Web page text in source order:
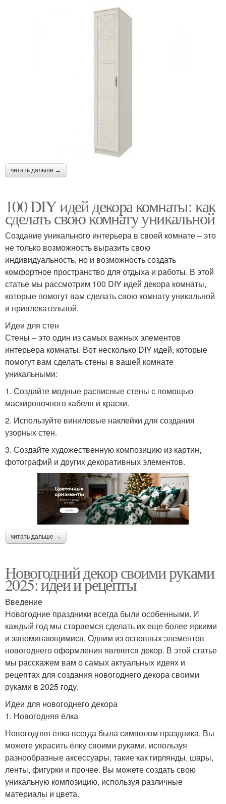
читать дальше →
100 DIY идей декора комнаты: как
сделать свою комнату уникальной
Создание уникального интерьера в своей комнате – это
не только возможность выразить свою
индивидуальность, но и возможность создать
комфортное пространство для отдыха и работы. В этой
статье мы рассмотрим 100 DIY идей декора комнаты,
которые помогут вам сделать свою комнату уникальной
и привлекательной.
Идеи для стен
Стены – это один из самых важных элементов
интерьера комнаты. Вот несколько DIY идей, которые
помогут вам сделать стены в вашей комнате
уникальными:
1. Создайте модные расписные стены с помощью
маскировочного кабеля и краски.
2. Используйте виниловые наклейки для создания
узорных стен.
3. Создайте художественную композицию из картин,
фотографий и других декоративных элементов.
читать дальше →
Новогодний декор своими руками
2025: идеи и рецепты
Введение
Новогодние праздники всегда были особенными. И
каждый год мы стараемся сделать их еще более яркими
и запоминающимися. Одним из основных элементов
новогоднего оформления является декор. В этой статье
мы расскажем вам о самых актуальных идеях и
рецептах для создания новогоднего декора своими
руками в 2025 году.
Идеи для новогоднего декора
1. Новогодняя ёлка
Новогодняя ёлка всегда была символом праздника. Вы
можете украсить ёлку своими руками, используя
разнообразные аксессуары, такие как гирлянды, шары,
ленты, фигурки и прочее. Вы можете создать свою
уникальную композицию, используя различные
материалы и цвета.